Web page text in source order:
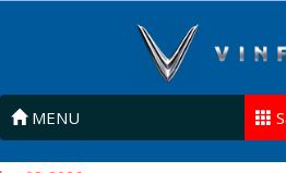
MENU